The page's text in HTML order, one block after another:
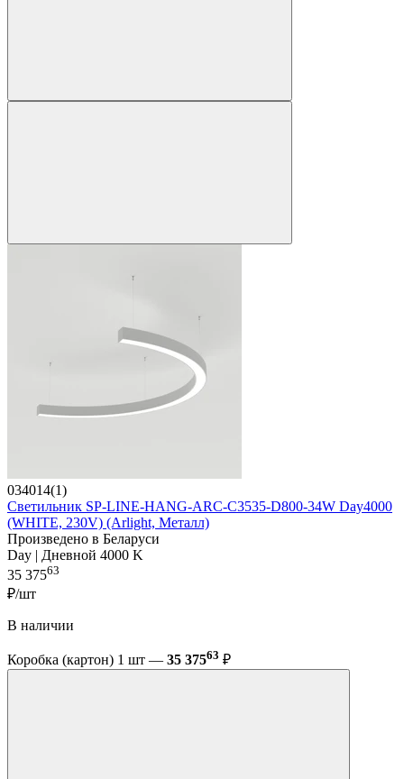
034014(1)
Светильник SP-LINE-HANG-ARC-C3535-D800-34W Day4000
(WHITE, 230V) (Arlight, Металл)
Произведено в Беларуси
Day | Дневной 4000 K
35 37563
₽/шт
В наличии
Коробка (картон) 1 шт — 35 37563 ₽